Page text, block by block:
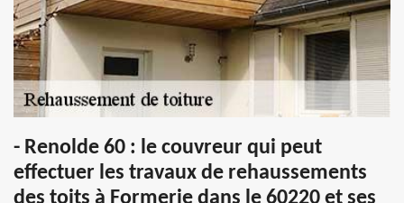
- Renolde 60 : le couvreur qui peut
effectuer les travaux de rehaussements
des toits à Formerie dans le 60220 et ses